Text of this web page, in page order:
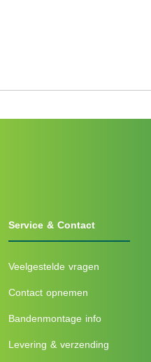
Service & Contact
Veelgestelde vragen
Contact opnemen
Bandenmontage info
Levering & verzending